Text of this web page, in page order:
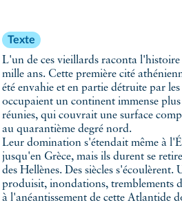
Texte
L'un de ces vieillards raconta
mille ans. Cette première cité
été envahie et en partie détruite par
occupaient un continent immense
réunies, qui couvrait une surface
au quarantième degré nord.
Leur domination s'étendait même à
jusqu'en Grèce, mais ils durent se
des Hellènes. Des siècles s'écoulèrent.
produisit, inondations, tremblements
à l'anéantissement de cette Atlantide